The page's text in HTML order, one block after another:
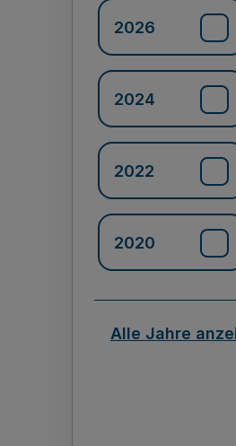
2026
2024
2022
2020
Alle Jahre